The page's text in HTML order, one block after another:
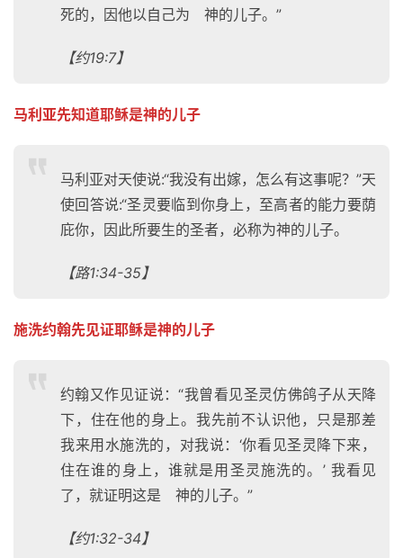
死的，因他以自己为 神的儿子。”
【约19:7】
马利亚先知道耶稣是神的儿子
马利亚对天使说:“我没有出嫁，怎么有这事呢？”天
使回答说:“圣灵要临到你身上，至高者的能力要荫
庇你，因此所要生的圣者，必称为神的儿子。
【路1:34-35】
施洗约翰先见证耶稣是神的儿子
约翰又作见证说：“我曾看见圣灵仿佛鸽子从天降
下，住在他的身上。我先前不认识他，只是那差
我来用水施洗的，对我说：‘你看见圣灵降下来，
住在谁的身上，谁就是用圣灵施洗的。’ 我看见
了，就证明这是 神的儿子。”
【约1:32-34】